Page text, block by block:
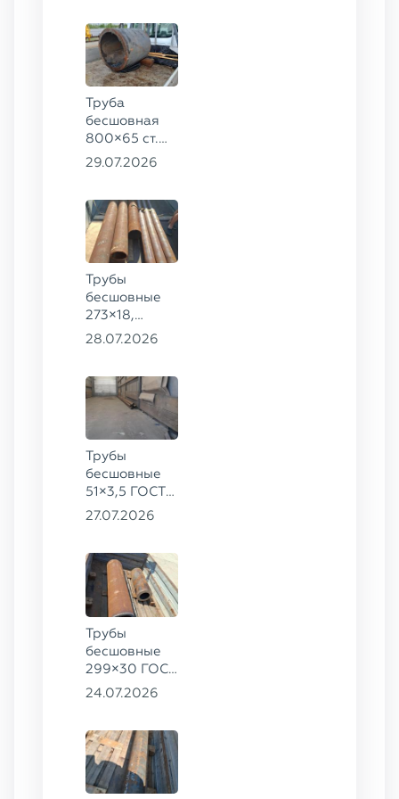
Труба
бесшовная
800×65 ст.
17ГС
29.07.2026
Трубы
бесшовные
273×18,
168×12 ГОСТ
28.07.2026
Трубы
бесшовные
51×3,5 ГОСТ
8732-78, ст.
27.07.2026
Трубы
бесшовные
299×30 ГОСТ
8732-78, ст.
78, ст.
30ХГСА
24.07.2026